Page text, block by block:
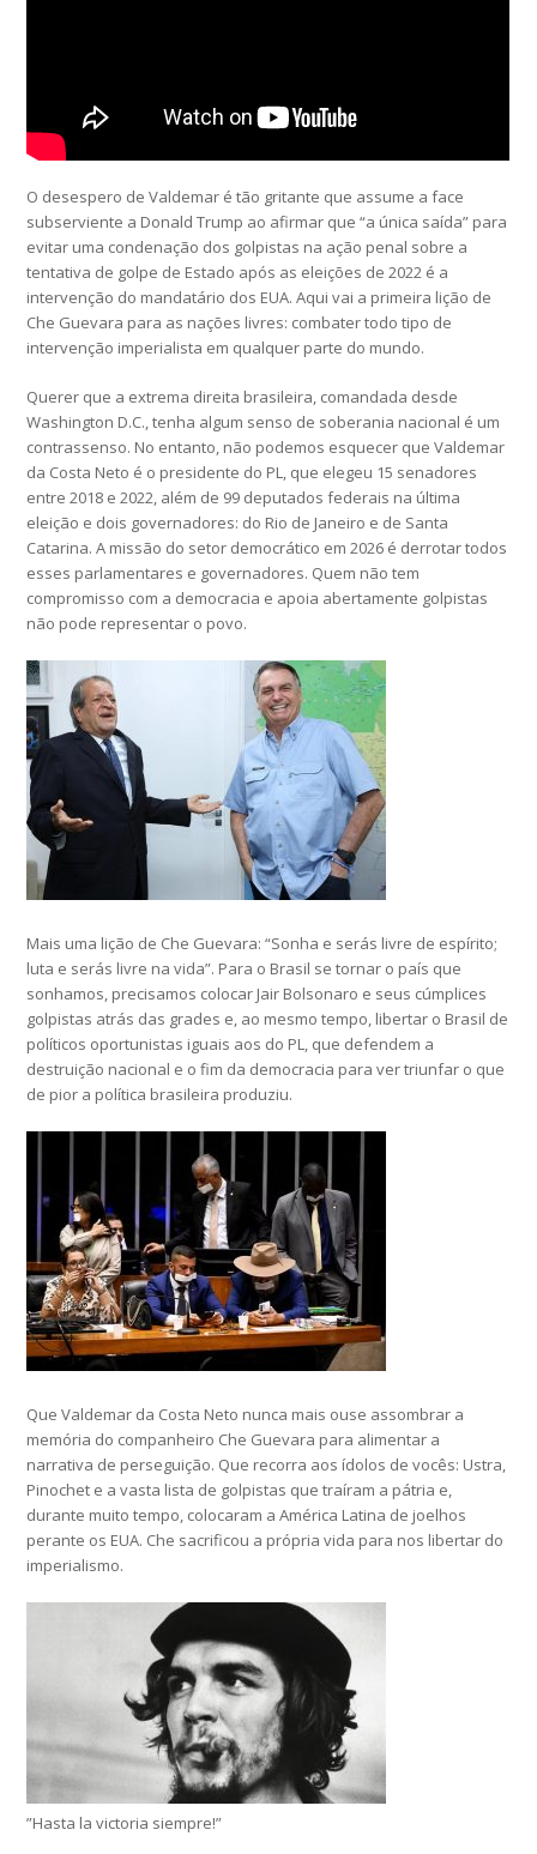
O desespero de Valdemar é tão gritante que assume a face
subserviente a Donald Trump ao afirmar que “a única saída” para
evitar uma condenação dos golpistas na ação penal sobre a
tentativa de golpe de Estado após as eleições de 2022 é a
intervenção do mandatário dos EUA. Aqui vai a primeira lição de
Che Guevara para as nações livres: combater todo tipo de
intervenção imperialista em qualquer parte do mundo.
Querer que a extrema direita brasileira, comandada desde
Washington D.C., tenha algum senso de soberania nacional é um
contrassenso. No entanto, não podemos esquecer que Valdemar
da Costa Neto é o presidente do PL, que elegeu 15 senadores
entre 2018 e 2022, além de 99 deputados federais na última
eleição e dois governadores: do Rio de Janeiro e de Santa
Catarina. A missão do setor democrático em 2026 é derrotar todos
esses parlamentares e governadores. Quem não tem
compromisso com a democracia e apoia abertamente golpistas
não pode representar o povo.
Mais uma lição de Che Guevara: “Sonha e serás livre de espírito;
luta e serás livre na vida”. Para o Brasil se tornar o país que
sonhamos, precisamos colocar Jair Bolsonaro e seus cúmplices
golpistas atrás das grades e, ao mesmo tempo, libertar o Brasil de
políticos oportunistas iguais aos do PL, que defendem a
destruição nacional e o fim da democracia para ver triunfar o que
de pior a política brasileira produziu.
Que Valdemar da Costa Neto nunca mais ouse assombrar a
memória do companheiro Che Guevara para alimentar a
narrativa de perseguição. Que recorra aos ídolos de vocês: Ustra,
Pinochet e a vasta lista de golpistas que traíram a pátria e,
durante muito tempo, colocaram a América Latina de joelhos
perante os EUA. Che sacrificou a própria vida para nos libertar do
imperialismo.
”Hasta la victoria siempre!”